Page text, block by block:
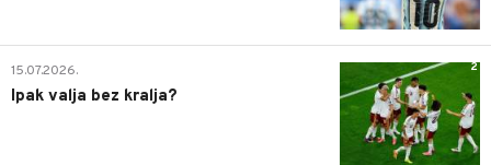
2
15.07.2026.
Ipak valja bez kralja?